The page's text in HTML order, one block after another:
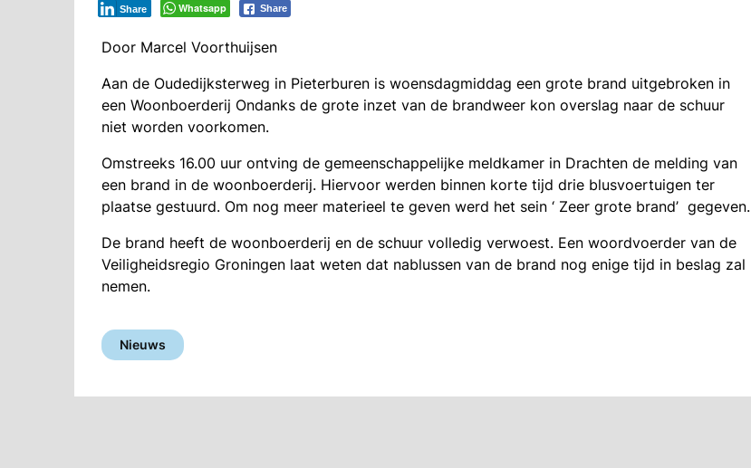
Whatsapp Share
Share
Door Marcel Voorthuijsen
Aan de Oudedijksterweg in Pieterburen is woensdagmiddag een grote brand uitgebroken in
een Woonboerderij Ondanks de grote inzet van de brandweer kon overslag naar de schuur
niet worden voorkomen.
Omstreeks 16.00 uur ontving de gemeenschappelijke meldkamer in Drachten de melding van
een brand in de woonboerderij. Hiervoor werden binnen korte tijd drie blusvoertuigen ter
plaatse gestuurd. Om nog meer materieel te geven werd het sein ‘ Zeer grote brand’ gegeven.
De brand heeft de woonboerderij en de schuur volledig verwoest. Een woordvoerder van de
Veiligheidsregio Groningen laat weten dat nablussen van de brand nog enige tijd in beslag zal
nemen.
Nieuws